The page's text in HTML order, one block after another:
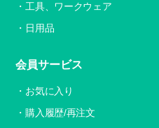
工具、ワークウェア
日用品
会員サービス
お気に入り
購入履歴/再注文